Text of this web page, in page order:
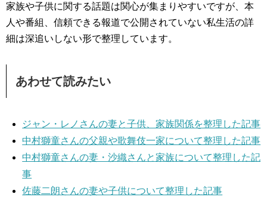
家族や子供に関する話題は関心が集まりやすいですが、本
人や番組、信頼できる報道で公開されていない私生活の詳
細は深追いしない形で整理しています。
あわせて読みたい
ジャン・レノさんの妻と子供、家族関係を整理した記事
中村獅童さんの父親や歌舞伎一家について整理した記事
中村獅童さんの妻・沙織さんと家族について整理した記
事
佐藤二朗さんの妻や子供について整理した記事